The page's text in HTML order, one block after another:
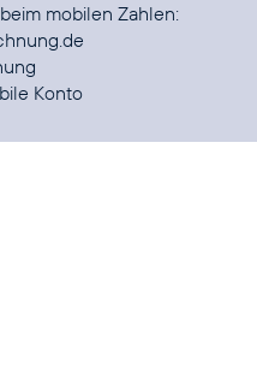
mobilen Zahlen:
Konto